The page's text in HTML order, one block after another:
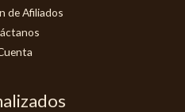
de Afiliados